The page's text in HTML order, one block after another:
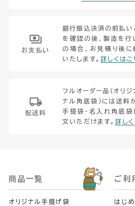
お支払い
銀行振込決済の前払い
を確認の後、製造を行
の場合、お見積り後
いたします。 詳しくはこ
配送料
フルオーダー品（オリ
ナル角底袋）には送料
手提袋・名入れ角底
文いただけます。詳し
商品一覧
オリジナル手提げ袋
ご利
はじ